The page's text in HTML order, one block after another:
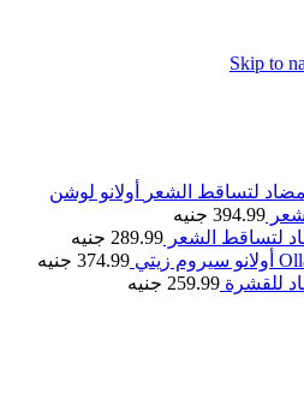
Skip to
أولانو لوشن
394.99 جنيه
لتساقط الشعر 289.99 جنيه
أولانو سيروم زيتي 374.99 جنيه
للقشرة 259.99 جنيه